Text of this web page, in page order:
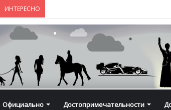
ИНТЕРЕСНО
Официально Достопримечательности